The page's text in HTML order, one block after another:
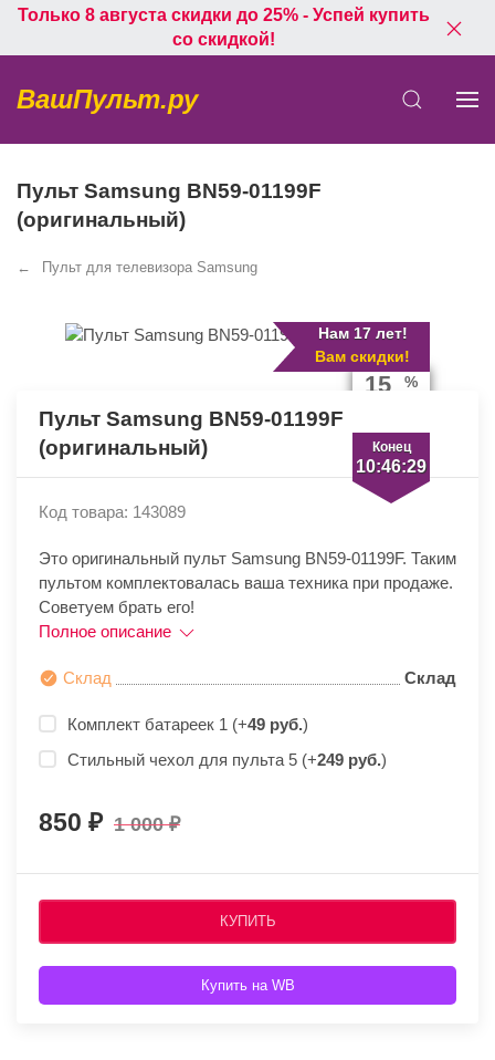
Только 8 августа скидки до 25% - Успей купить
со скидкой!
ВашПульт.ру
Пульт Samsung BN59-01199F
(оригинальный)
Пульт для телевизора Samsung
Нам 17 лет!
Вам скидки!
Конец
10:46:29
15 %
Пульт Samsung BN59-01199F
(оригинальный)
Код товара: 143089
Это оригинальный пульт Samsung BN59-01199F. Таким
пультом комплектовалась ваша техника при продаже.
Советуем брать его!
Полное описание
Склад Склад
Комплект батареек 1 (+49 руб.)
Стильный чехол для пульта 5 (+249 руб.)
850 1 000
КУПИТЬ
Купить на WB